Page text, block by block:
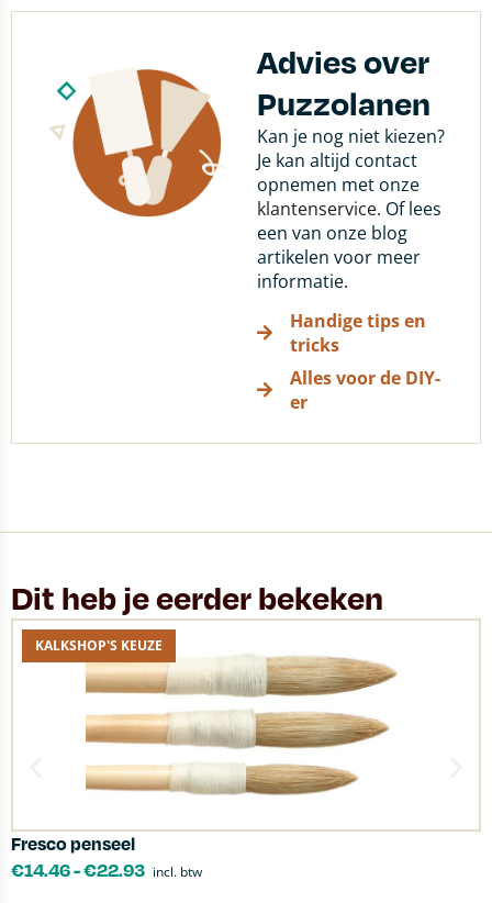
Advies over
Puzzolanen
Kan je nog niet kiezen?
Je kan altijd contact
opnemen met onze
klantenservice. Of lees
een van onze blog
artikelen voor meer
informatie.
Handige tips en
tricks
Alles voor de DIY-
er
Dit heb je eerder bekeken
KALKSHOP'S KEUZE
Fresco penseel
€14.46-€22.93 incl. btw